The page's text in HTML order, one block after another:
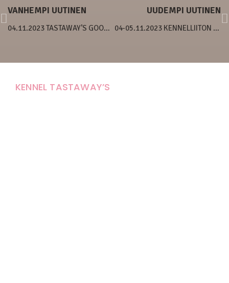
VANHEMPI UUTINEN
04.11.2023 TASTAWAY’S GOOD BETTER BEST
UUDEMPI UUTINEN
04-05.11.2023 KENNELLIITON WEBINAARI
KENNEL TASTAWAY’S